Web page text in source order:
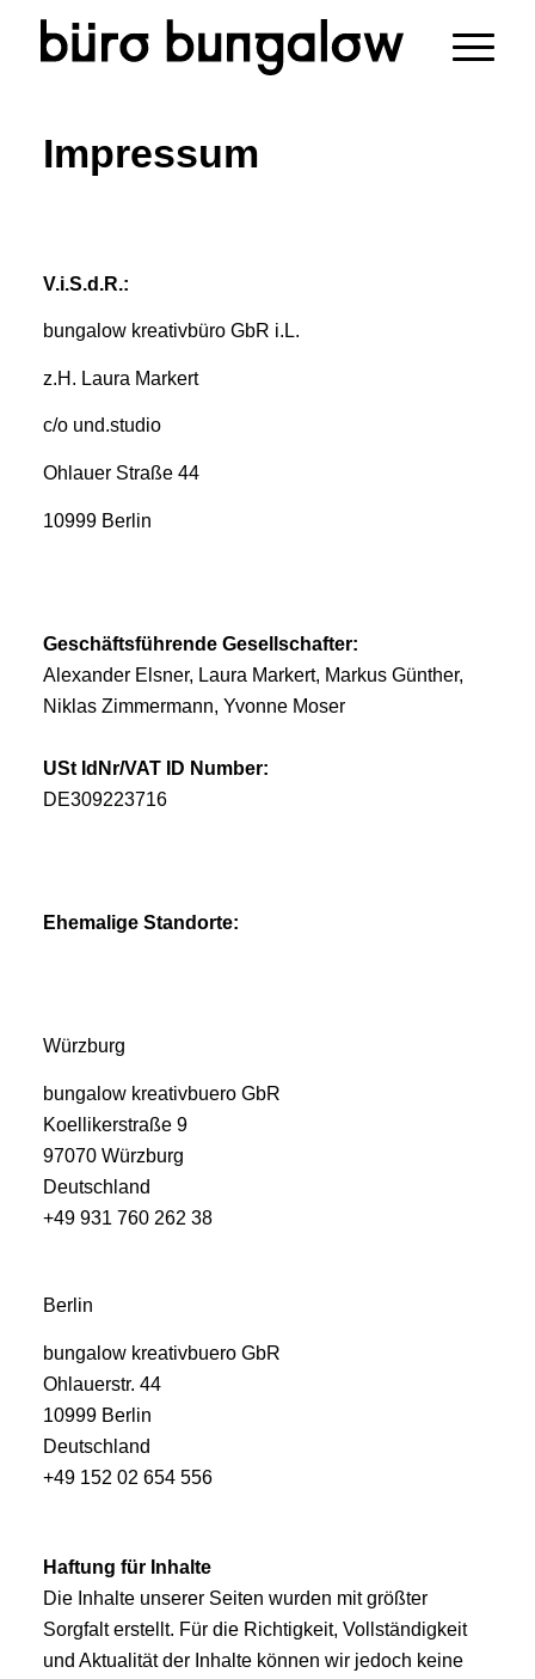
Impressum
V.i.S.d.R.:
bungalow kreativbüro GbR i.L.
z.H. Laura Markert
c/o und.studio
Ohlauer Straße 44
10999 Berlin
Geschäftsführende Gesellschafter:
Alexander Elsner, Laura Markert, Markus Günther,
Niklas Zimmermann, Yvonne Moser
USt IdNr/VAT ID Number:
DE309223716
Ehemalige Standorte:
Würzburg
bungalow kreativbuero GbR
Koellikerstraße 9
97070 Würzburg
Deutschland
+49 931 760 262 38
Berlin
bungalow kreativbuero GbR
Ohlauerstr. 44
10999 Berlin
Deutschland
+49 152 02 654 556
Haftung für Inhalte
Die Inhalte unserer Seiten wurden mit größter
Sorgfalt erstellt. Für die Richtigkeit, Vollständigkeit
und Aktualität der Inhalte können wir jedoch keine